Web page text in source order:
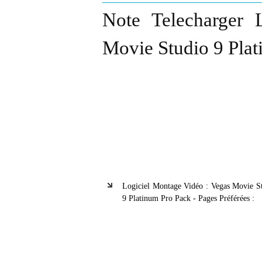
Note Telecharger
Movie Studio 9
Logiciel Montage Vidéo : Vegas Movie
9 Platinum Pro Pack - Pages Préférées :